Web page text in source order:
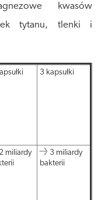
kwasów
tytanu, tlenki i
3 kapsułki
miliardy
≥ 3 miliardy
bakterii